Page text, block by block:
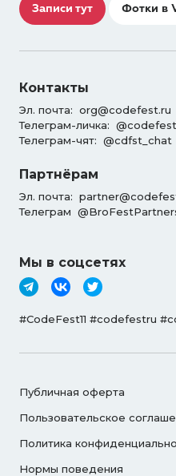
Записи тут Фотки в
Контакты
Эл. почта: org@codefest.ru
Телеграм-личка:
Телеграм-чят: @cdfst_chat
Партнёрам
Эл. почта:
Телеграм
Мы в соцсетях
#CodeFest11 #codefestru
Публичная оферта
Пользовательское
Политика
Нормы поведения